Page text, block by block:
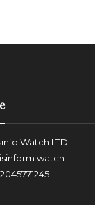
Watch LTD